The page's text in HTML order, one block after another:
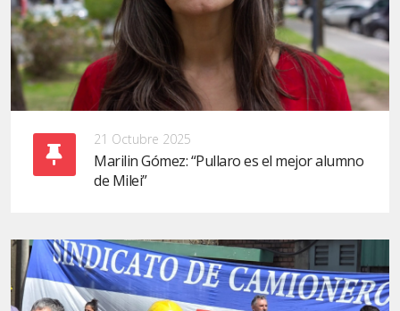
21 Octubre 2025
Marilin Gómez: “Pullaro es el mejor alumno
de Milei”